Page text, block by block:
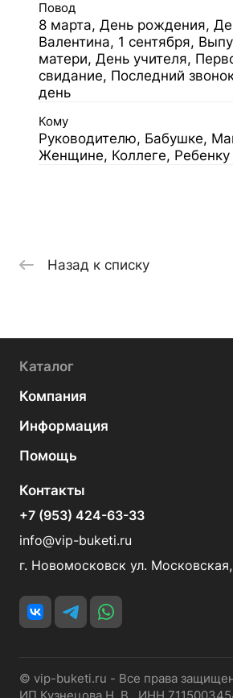
Повод
8 марта, День рождения,
Валентина, 1 сентября,
матери, День учителя,
свидание, Последний
день
Кому
Руководителю, Бабушке,
Женщине, Коллеге, Ребенку
Назад к списку
Каталог
Компания
Информация
Помощь
Контакты
+7 (953) 424-63-33
info@vip-buketi.ru
г. Новомосковск ул.
© vip-buketi.ru - Все права